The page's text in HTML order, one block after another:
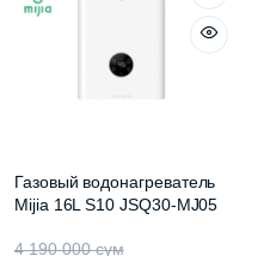
Газовый водонагреватель
Mijia 16L S10 JSQ30-MJ05
4 190 000сум